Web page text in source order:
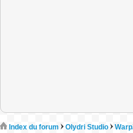
Index du forum Olydri Studio